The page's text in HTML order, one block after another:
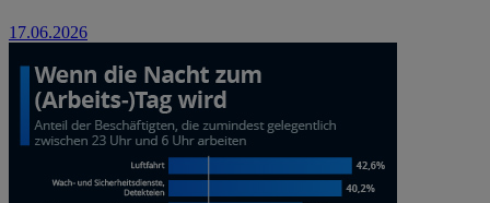
17.06.2026